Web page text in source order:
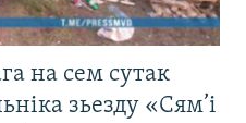
на сем сутак
зьезду «Сям’і